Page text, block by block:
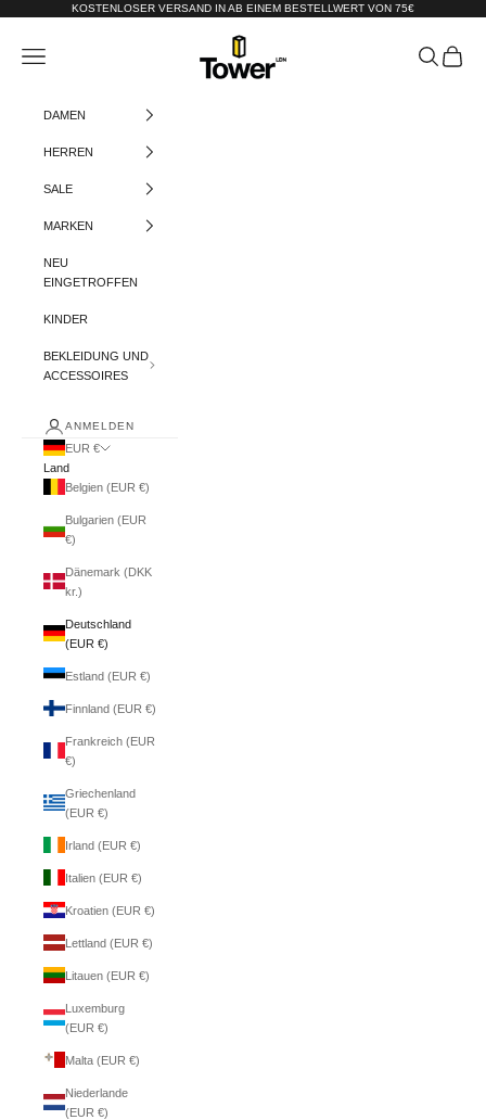
Zum Inhalt springenKOSTENLOSER VERSAND IN AB EINEM BESTELLWERT VON 75€
Tower-London.De
Menü Suchen
DAMEN
HERREN
SALE
MARKEN
NEU
EINGETROFFEN
KINDER
BEKLEIDUNG UND
ACCESSOIRES
ANMELDEN
EUR €
Land
Belgien (EUR €)
Bulgarien (EUR
€)
Dänemark (DKK
kr.)
Deutschland
(EUR €)
Estland (EUR €)
Finnland (EUR €)
Frankreich (EUR
€)
Griechenland
(EUR €)
Irland (EUR €)
Italien (EUR €)
Kroatien (EUR €)
Lettland (EUR €)
Litauen (EUR €)
Luxemburg
(EUR €)
Malta (EUR €)
Niederlande
(EUR €)